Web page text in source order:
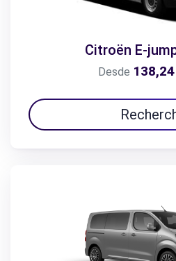
Citroën E-
Desde